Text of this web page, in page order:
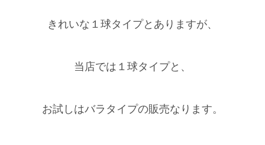
きれいな１球タイプとありますが、
当店では１球タイプと、
お試しはバラタイプの販売なります。